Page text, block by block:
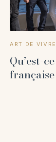
ART DE VIVRE
Qu’est-